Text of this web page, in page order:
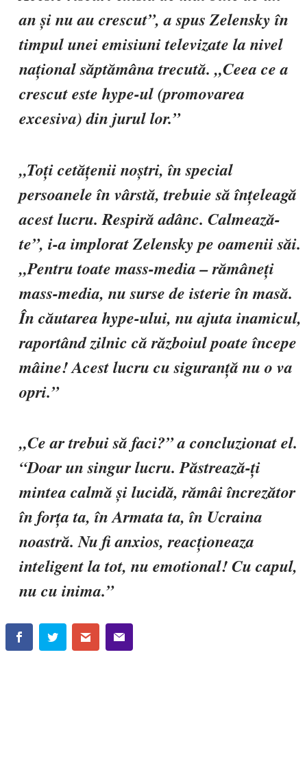
an și nu au crescut”, a spus Zelensky în
timpul unei emisiuni televizate la nivel
național săptămâna trecută. „Ceea ce a
crescut este hype-ul (promovarea
excesiva) din jurul lor.”
„Toți cetățenii noștri, în special
persoanele în vârstă, trebuie să înțeleagă
acest lucru. Respiră adânc. Calmează-
te”, i-a implorat Zelensky pe oamenii săi.
„Pentru toate mass-media – rămâneți
mass-media, nu surse de isterie în masă.
În căutarea hype-ului, nu ajuta inamicul,
raportând zilnic că războiul poate începe
mâine! Acest lucru cu siguranță nu o va
opri.”
„Ce ar trebui să faci?” a concluzionat el.
“Doar un singur lucru. Păstrează-ți
mintea calmă și lucidă, rămâi încrezător
în forța ta, în Armata ta, în Ucraina
noastră. Nu fi anxios, reacționeaza
inteligent la tot, nu emotional! Cu capul,
nu cu inima.”